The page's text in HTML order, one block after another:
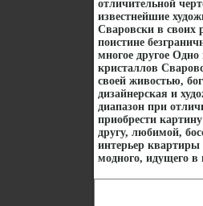
отличительной
известнейшие
Сваровски в своих
поистине
многое другое
кристаллов
своей живостью,
дизайнерская и
диапазон при
приобрести
другу, любимой,
интерьер квартиры
модного, идущего в